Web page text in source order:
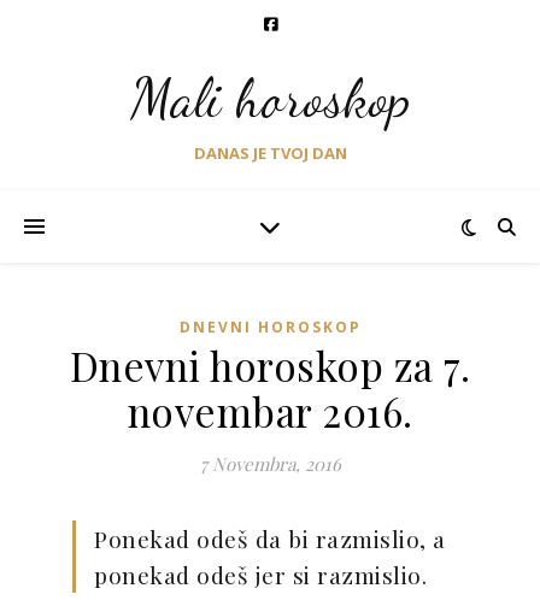
Mali horoskop
DANAS JE TVOJ DAN
DNEVNI HOROSKOP
Dnevni horoskop za 7.
novembar 2016.
7 Novembra, 2016
Ponekad odeš da bi razmislio, a
ponekad odeš jer si razmislio.